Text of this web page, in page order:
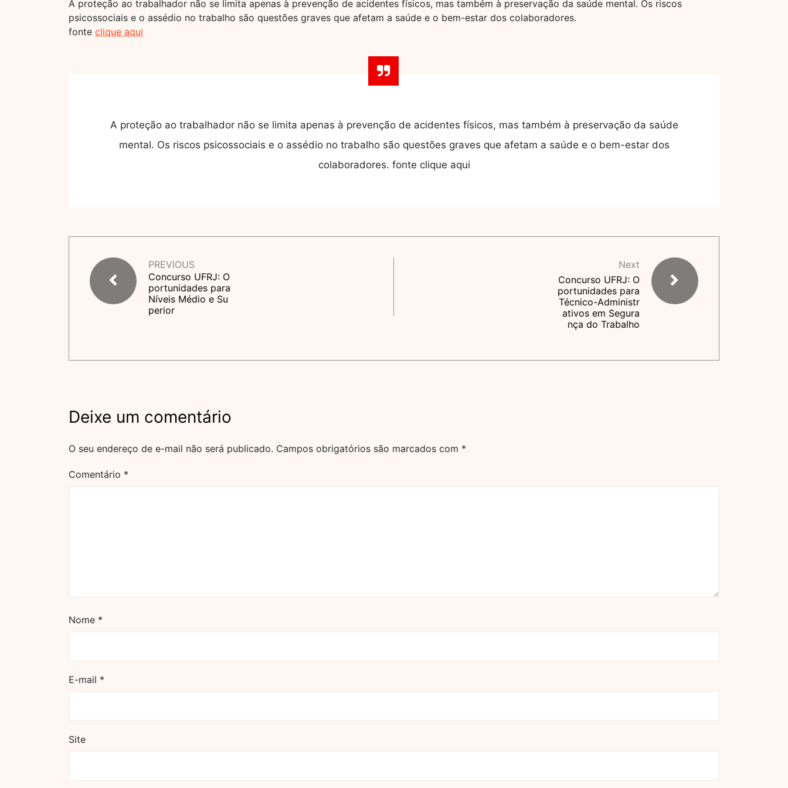
A proteção ao trabalhador não se limita apenas à prevenção de acidentes físicos, mas também à preservação da saúde mental. Os riscos
psicossociais e o assédio no trabalho são questões graves que afetam a saúde e o bem-estar dos colaboradores.
fonte clique aqui
A proteção ao trabalhador não se limita apenas à prevenção de acidentes físicos, mas também à preservação da saúde
mental. Os riscos psicossociais e o assédio no trabalho são questões graves que afetam a saúde e o bem-estar dos
colaboradores. fonte clique aqui
PREVIOUS
Concurso UFRJ: O
portunidades para
Níveis Médio e Su
perior
Next
Concurso UFRJ: O
portunidades para
Técnico-Administr
ativos em Segura
nça do Trabalho
Deixe um comentário
O seu endereço de e-mail não será publicado. Campos obrigatórios são marcados com *
Comentário *
Nome *
E-mail *
Site